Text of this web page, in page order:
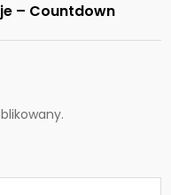
– Countdown